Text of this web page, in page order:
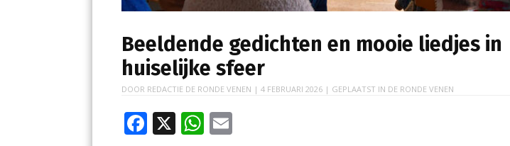
Beeldende gedichten en mooie liedjes in
huiselijke sfeer
DOOR REDACTIE DE RONDE VENEN |4 FEBRUARI 2026 | GEPLAATST IN DE RONDE VENEN
F X W